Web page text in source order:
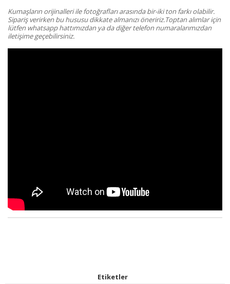
Kumaşların orijinalleri ile fotoğrafları arasında bir-iki ton farkı olabilir.
Sipariş verirken bu hususu dikkate almanızı öneririz.Toptan alımlar için
lütfen whatsapp hattımızdan ya da diğer telefon numaralarımızdan
iletişime geçebilirsiniz.
Etiketler